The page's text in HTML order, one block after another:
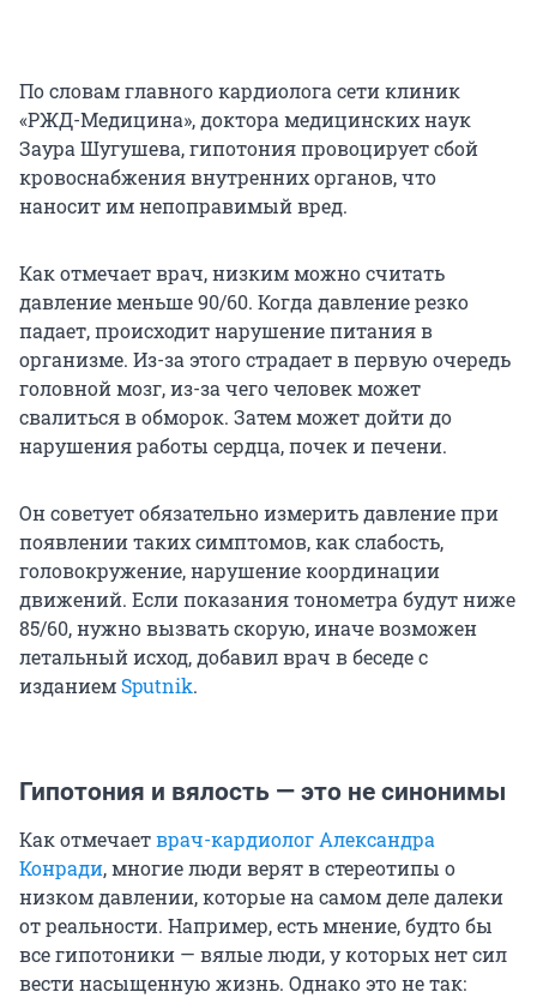
По словам главного кардиолога сети клиник
«РЖД-Медицина», доктора медицинских наук
Заура Шугушева, гипотония провоцирует сбой
кровоснабжения внутренних органов, что
наносит им непоправимый вред.
Как отмечает врач, низким можно считать
давление меньше 90/60. Когда давление резко
падает, происходит нарушение питания в
организме. Из-за этого страдает в первую очередь
головной мозг, из-за чего человек может
свалиться в обморок. Затем может дойти до
нарушения работы сердца, почек и печени.
Он советует обязательно измерить давление при
появлении таких симптомов, как слабость,
головокружение, нарушение координации
движений. Если показания тонометра будут ниже
85/60, нужно вызвать скорую, иначе возможен
летальный исход, добавил врач в беседе с
изданием Sputnik.
Гипотония и вялость — это не синонимы
Как отмечаетврач-кардиолог Александра
Конради, многие люди верят в стереотипы о
низком давлении, которые на самом деле далеки
от реальности. Например, есть мнение, будто бы
все гипотоники — вялые люди, у которых нет сил
вести насыщенную жизнь. Однако это не так: